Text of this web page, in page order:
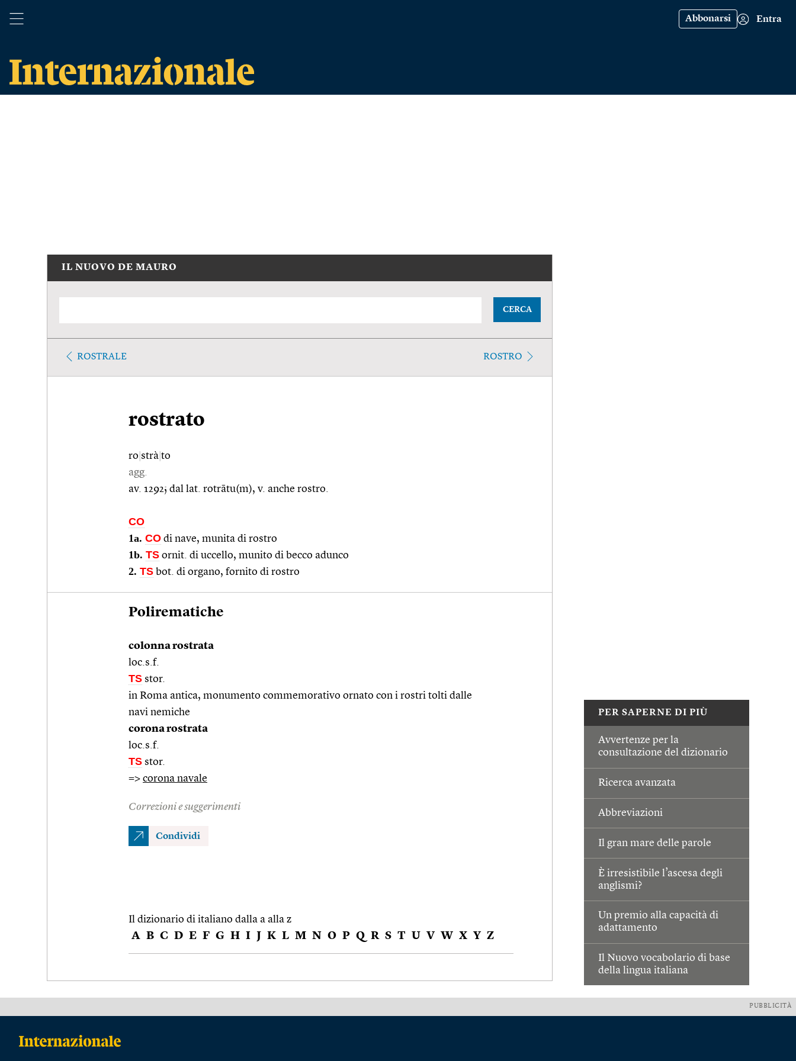
Abbonarsi Entra
PER SAPERNE DI PIÙ
Avvertenze per la
consultazione del dizionario
Ricerca avanzata
Abbreviazioni
Il gran mare delle parole
È irresistibile l’ascesa degli
anglismi?
Un premio alla capacità di
adattamento
Il Nuovo vocabolario di base
della lingua italiana
IL NUOVO DE MAURO
CERCA
ROSTRALE ROSTRO
rostrato
ro strà to
agg.
av. 1292; dal lat. rotrātu(m), v. anche rostro.
CO
1a. CO di nave, munita di rostro
1b. TS ornit. di uccello, munito di becco adunco
2. TS bot. di organo, fornito di rostro
Polirematiche
colonna rostrata
loc.s.f.
TS stor.
in Roma antica, monumento commemorativo ornato con i rostri tolti dalle
navi nemiche
corona rostrata
loc.s.f.
TS stor.
=> corona navale
Correzioni e suggerimenti
Condividi
Il dizionario di italiano dalla a alla z
A B C D E F G H I J K L M N O P Q R S T U V W X Y Z
PUBBLICITÀ